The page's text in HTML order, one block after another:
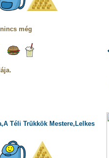
még
Téli Trükkök Mestere,Lelkes